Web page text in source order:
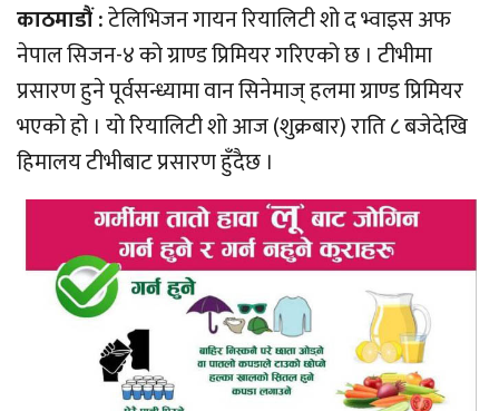
काठमाडौं :टेलिभिजन गायन रियालिटी शो द भ्वाइस अफ
नेपाल सिजन-४ को ग्राण्ड प्रिमियर गरिएको छ । टीभीमा
प्रसारण हुने पूर्वसन्ध्यामा वान सिनेमाज् हलमा ग्राण्ड प्रिमियर
भएको हो । यो रियालिटी शो आज (शुक्रबार) राति ८ बजेदेखि
हिमालय टीभीबाट प्रसारण हुँदैछ ।